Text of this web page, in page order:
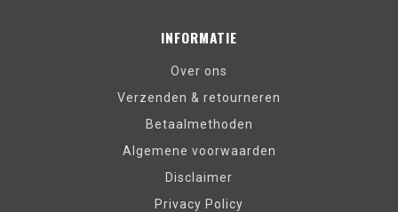
INFORMATIE
Over ons
Verzenden & retourneren
Betaalmethoden
Algemene voorwaarden
Disclaimer
Privacy Policy